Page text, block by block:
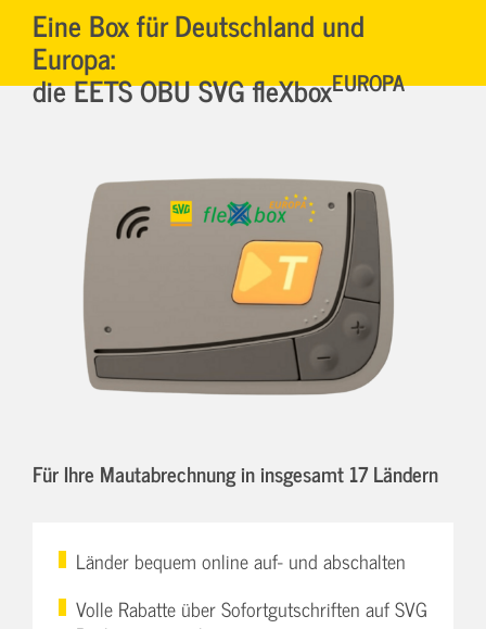
Eine Box für Deutschland und
Europa:
die EETS OBU SVG fleXboxEUROPA
Für Ihre Mautabrechnung in insgesamt 17 Ländern
Länder bequem online auf- und abschalten
Volle Rabatte über Sofortgutschriften auf SVG